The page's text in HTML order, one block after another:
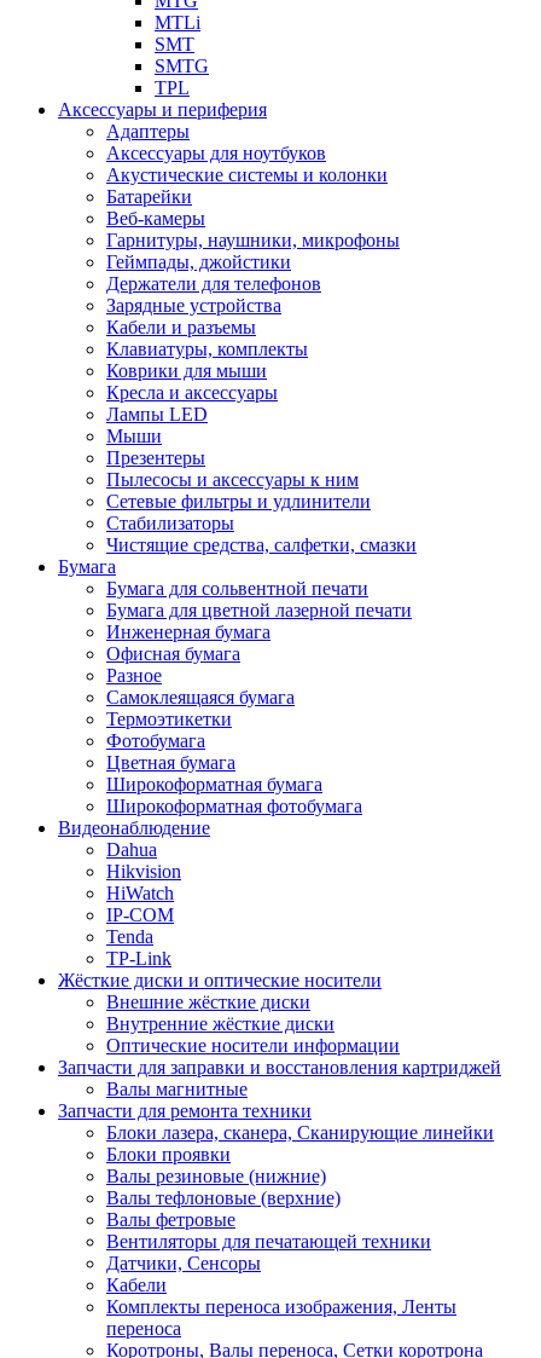
MTLi
SMT
SMTG
TPL
Аксессуары и периферия
Адаптеры
Аксессуары для ноутбуков
Акустические системы и колонки
Батарейки
Веб-камеры
Гарнитуры, наушники, микрофоны
Геймпады, джойстики
Держатели для телефонов
Зарядные устройства
Кабели и разъемы
Клавиатуры, комплекты
Коврики для мыши
Кресла и аксессуары
Лампы LED
Мыши
Презентеры
Пылесосы и аксессуары к ним
Сетевые фильтры и удлинители
Стабилизаторы
Чистящие средства, салфетки, смазки
Бумага
Бумага для сольвентной печати
Бумага для цветной лазерной печати
Инженерная бумага
Офисная бумага
Разное
Самоклеящаяся бумага
Термоэтикетки
Фотобумага
Цветная бумага
Широкоформатная бумага
Широкоформатная фотобумага
Видеонаблюдение
Dahua
Hikvision
HiWatch
IP-COM
Tenda
TP-Link
Жёсткие диски и оптические носители
Внешние жёсткие диски
Внутренние жёсткие диски
Оптические носители информации
Запчасти для заправки и восстановления картриджей
Валы магнитные
Запчасти для ремонта техники
Блоки лазера, сканера, Сканирующие линейки
Блоки проявки
Валы резиновые (нижние)
Валы тефлоновые (верхние)
Валы фетровые
Вентиляторы для печатающей техники
Датчики, Сенсоры
Кабели
Комплекты переноса изображения, Ленты
переноса
Коротроны, Валы переноса, Сетки коротрона